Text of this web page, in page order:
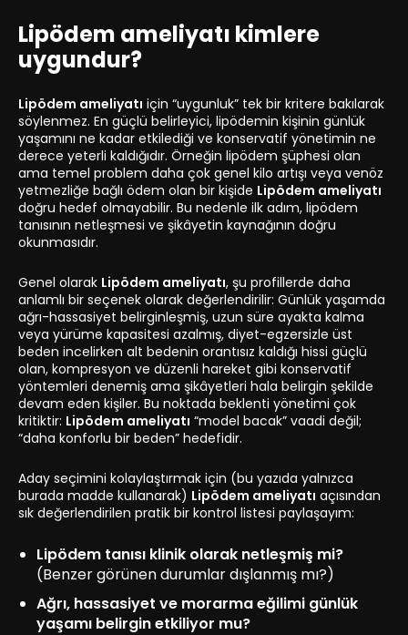
Lipödem ameliyatı kimlere
uygundur?
Lipödem ameliyatı için “uygunluk” tek bir kritere bakılarak
söylenmez. En güçlü belirleyici, lipödemin kişinin günlük
yaşamını ne kadar etkilediği ve konservatif yönetimin ne
derece yeterli kaldığıdır. Örneğin lipödem şüphesi olan
ama temel problem daha çok genel kilo artışı veya venöz
yetmezliğe bağlı ödem olan bir kişide Lipödem ameliyatı
doğru hedef olmayabilir. Bu nedenle ilk adım, lipödem
tanısının netleşmesi ve şikâyetin kaynağının doğru
okunmasıdır.
Genel olarak Lipödem ameliyatı, şu profillerde daha
anlamlı bir seçenek olarak değerlendirilir: Günlük yaşamda
ağrı-hassasiyet belirginleşmiş, uzun süre ayakta kalma
veya yürüme kapasitesi azalmış, diyet-egzersizle üst
beden incelirken alt bedenin orantısız kaldığı hissi güçlü
olan, kompresyon ve düzenli hareket gibi konservatif
yöntemleri denemiş ama şikâyetleri hala belirgin şekilde
devam eden kişiler. Bu noktada beklenti yönetimi çok
kritiktir: Lipödem ameliyatı “model bacak” vaadi değil;
“daha konforlu bir beden” hedefidir.
Aday seçimini kolaylaştırmak için (bu yazıda yalnızca
burada madde kullanarak) Lipödem ameliyatı açısından
sık değerlendirilen pratik bir kontrol listesi paylaşayım:
Lipödem tanısı klinik olarak netleşmiş mi?
(Benzer görünen durumlar dışlanmış mı?)
Ağrı, hassasiyet ve morarma eğilimi günlük
yaşamı belirgin etkiliyor mu?